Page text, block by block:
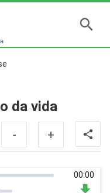
da vida
- +
00:00